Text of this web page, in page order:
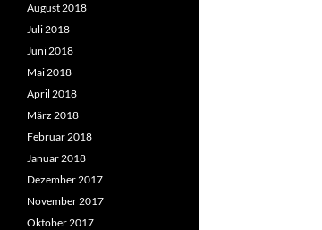
August 2018
Juli 2018
Juni 2018
Mai 2018
April 2018
März 2018
Februar 2018
Januar 2018
Dezember 2017
November 2017
Oktober 2017